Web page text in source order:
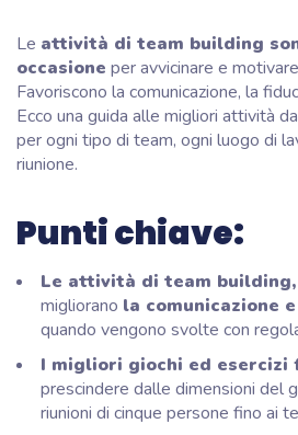
Le attività di team building
occasione per avvicinare e
Favoriscono la comunicazione, la
Ecco una guida alle migliori attività
per ogni tipo di team, ogni luogo di
riunione.
Punti chiave:
Le attività di team building,
migliorano la comunicazione
quando vengono svolte con
I migliori giochi ed esercizi
prescindere dalle dimensioni del
riunioni di cinque persone fino ai